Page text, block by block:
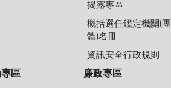
揭露專區
概括選任鑑定機關(團
體)名冊
資訊安全行政規則
區 廉政專區